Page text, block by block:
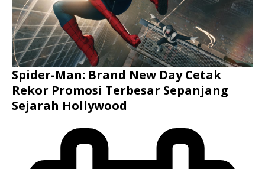
Spider-Man: Brand New Day Cetak
Rekor Promosi Terbesar Sepanjang
Sejarah Hollywood